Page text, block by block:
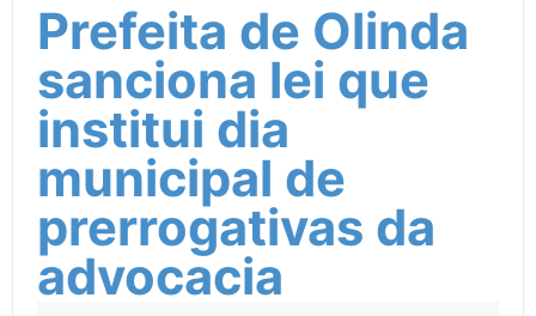
Prefeita de Olinda
sanciona lei que
institui dia
municipal de
prerrogativas da
advocacia